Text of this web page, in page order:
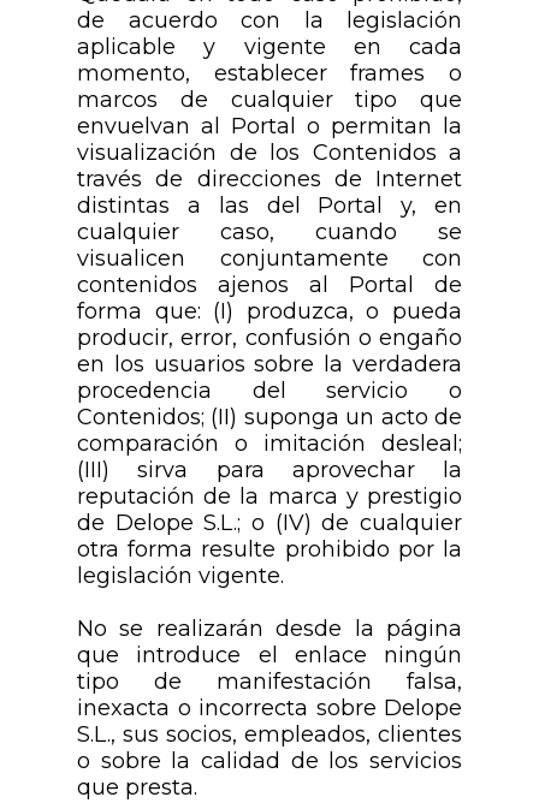
de acuerdo con la legislación
aplicable y vigente en cada
momento, establecer frames o
marcos de cualquier tipo que
envuelvan al Portal o permitan la
visualización de los Contenidos a
través de direcciones de Internet
distintas a las del Portal y, en
cualquier caso, cuando se
visualicen conjuntamente con
contenidos ajenos al Portal de
forma que: (I) produzca, o pueda
producir, error, confusión o engaño
en los usuarios sobre la verdadera
procedencia del servicio o
Contenidos; (II) suponga un acto de
comparación o imitación desleal;
(III) sirva para aprovechar la
reputación de la marca y prestigio
de Delope S.L.; o (IV) de cualquier
otra forma resulte prohibido por la
legislación vigente.
No se realizarán desde la página
que introduce el enlace ningún
tipo de manifestación falsa,
inexacta o incorrecta sobre Delope
S.L., sus socios, empleados, clientes
o sobre la calidad de los servicios
que presta.